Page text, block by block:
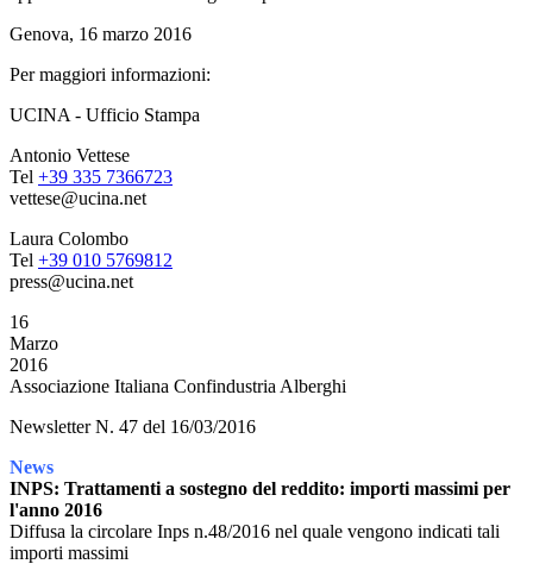
Genova, 16 marzo 2016
Per maggiori informazioni:
UCINA - Ufficio Stampa
Antonio Vettese
Tel +39 335 7366723
vettese@ucina.net
Laura Colombo
Tel +39 010 5769812
press@ucina.net
16
Marzo
2016
Associazione Italiana Confindustria Alberghi
Newsletter N. 47 del 16/03/2016
News
INPS: Trattamenti a sostegno del reddito: importi massimi per
l'anno 2016
Diffusa la circolare Inps n.48/2016 nel quale vengono indicati tali
importi massimi